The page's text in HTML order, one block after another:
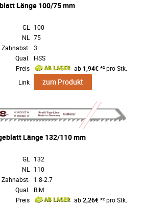
Länge 100/75 mm
GL 100
NL 75
Zahnabst. 3
Qual.
HSS
Preis
ab 1,94€*² pro Stk.
Link
zum Produkt
Länge 132/110 mm
GL 132
NL 110
Zahnabst.
1.8-2.7
Qual.
BiM
Preis
ab2,26€*² pro Stk.